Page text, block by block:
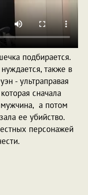
подбирается.
также в
- ультраправая
сначала
а потом
ее убийство.
персонажей